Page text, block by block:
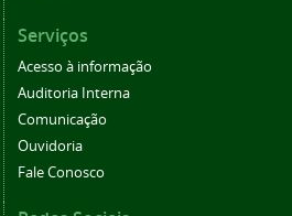
Serviços
Acesso à informação
Auditoria Interna
Comunicação
Ouvidoria
Fale Conosco